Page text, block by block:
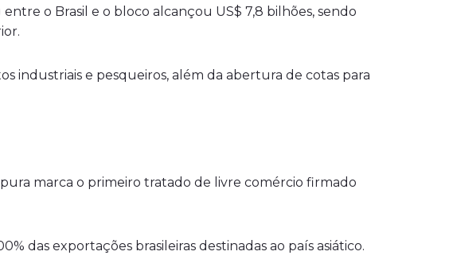
o Brasil e o bloco alcançou US$ 7,8 bilhões, sendo
industriais e pesqueiros, além da abertura de cotas para
marca o primeiro tratado de livre comércio firmado
das exportações brasileiras destinadas ao país asiático.